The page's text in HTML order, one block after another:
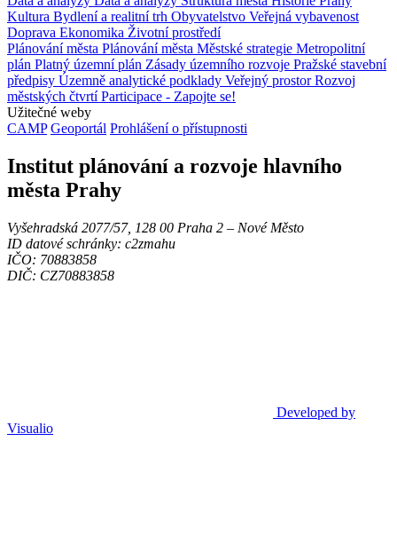
Kultura Bydlení a realitní trh Obyvatelstvo Veřejná vybavenost
Doprava Ekonomika Životní prostředí
Plánování města Plánování města Městské strategie Metropolitní
plán Platný územní plán Zásady územního rozvoje Pražské stavební
předpisy Územně analytické podklady Veřejný prostorRozvoj
městských čtvrtíParticipace - Zapojte se!
Užitečné weby
CAMP Geoportál Prohlášení o přístupnosti
Institut plánování a rozvoje hlavního
města Prahy
Vyšehradská 2077/57, 128 00 Praha 2 ‒ Nové Město
ID datové schránky: c2zmahu
IČO: 70883858
DIČ: CZ70883858
Developed by
Visualio